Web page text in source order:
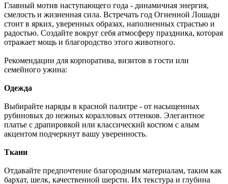
Главный мотив наступающего года - динамичная энергия,
смелость и жизненная сила. Встречать год Огненной Лошади
стоит в ярких, уверенных образах, наполненных страстью и
радостью. Создайте вокруг себя атмосферу праздника, которая
отражает мощь и благородство этого животного.
Рекомендации для корпоратива, визитов в гости или
семейного ужина:
Одежда
Выбирайте наряды в красной палитре - от насыщенных
рубиновых до нежных коралловых оттенков. Элегантное
платье с драпировкой или классический костюм с алым
акцентом подчеркнут вашу уверенность.
Ткани
Отдавайте предпочтение благородным материалам, таким как
бархат, шелк, качественной шерсти. Их текстура и глубина